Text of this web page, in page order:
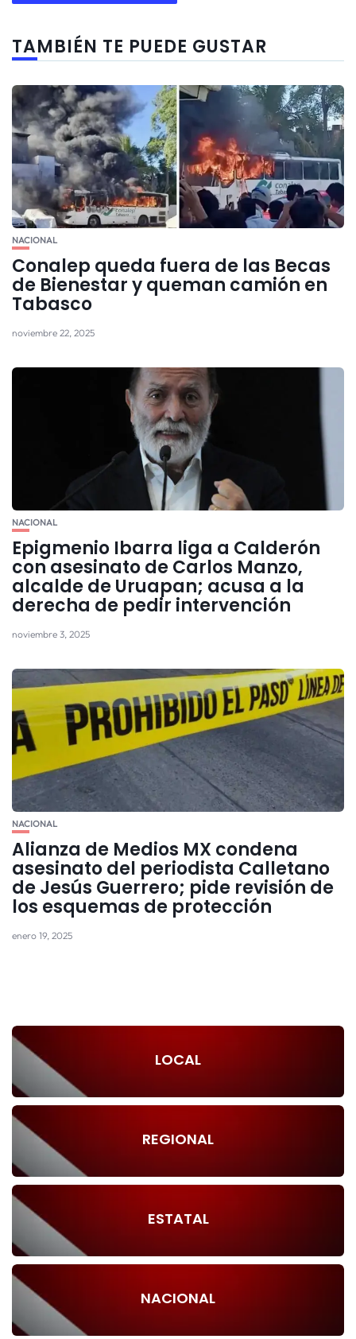
TAMBIÉN TE PUEDE GUSTAR
NACIONAL
Conalep queda fuera de las Becas
de Bienestar y queman camión en
Tabasco
noviembre 22, 2025
NACIONAL
Epigmenio Ibarra liga a Calderón
con asesinato de Carlos Manzo,
alcalde de Uruapan; acusa a la
derecha de pedir intervención
noviembre 3, 2025
NACIONAL
Alianza de Medios MX condena
asesinato del periodista Calletano
de Jesús Guerrero; pide revisión de
los esquemas de protección
enero 19, 2025
LOCAL
REGIONAL
ESTATAL
NACIONAL